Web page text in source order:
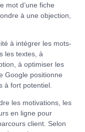
mot d’une fiche
à une objection,
à intégrer les mots-
les textes, à
à optimiser les
Google positionne
à fort potentiel.
les motivations, les
en ligne pour
client. Selon